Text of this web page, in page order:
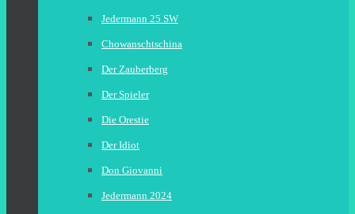
Jedermann 25 SW
Chowanschtschina
Der Zauberberg
Der Spieler
Die Orestie
Der Idiot
Don Giovanni
Jedermann 2024